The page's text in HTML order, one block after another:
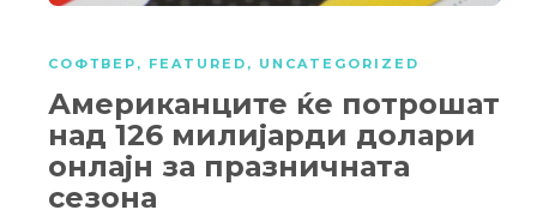
СОФТВЕР , FEATURED , UNCATEGORIZED
Американците ќе потрошат
над 126 милијарди долари
онлајн за празничната
сезона